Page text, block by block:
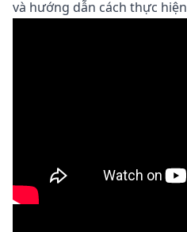
và hướng dẫn cách thực